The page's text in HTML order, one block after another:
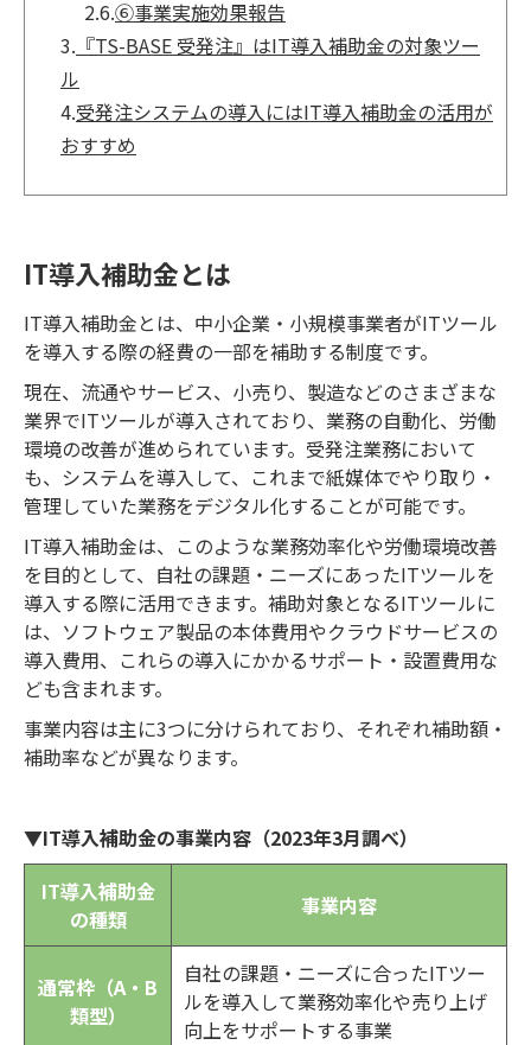
2.6.⑥事業実施効果報告
3. 『TS-BASE 受発注』はIT導入補助金の対象ツー
ル
4.受発注システムの導入にはIT導入補助金の活用が
おすすめ
IT導入補助金とは
IT導入補助金とは、中小企業・小規模事業者がITツール
を導入する際の経費の一部を補助する制度です。
現在、流通やサービス、小売り、製造などのさまざまな
業界でITツールが導入されており、業務の自動化、労働
環境の改善が進められています。受発注業務において
も、システムを導入して、これまで紙媒体でやり取り・
管理していた業務をデジタル化することが可能です。
IT導入補助金は、このような業務効率化や労働環境改善
を目的として、自社の課題・ニーズにあったITツールを
導入する際に活用できます。補助対象となるITツールに
は、ソフトウェア製品の本体費用やクラウドサービスの
導入費用、これらの導入にかかるサポート・設置費用な
ども含まれます。
事業内容は主に3つに分けられており、それぞれ補助額・
補助率などが異なります。
▼IT導入補助金の事業内容（2023年3月調べ）
IT導入補助金
の種類
事業内容
通常枠（A・B
類型）
自社の課題・ニーズに合ったITツー
ルを導入して業務効率化や売り上げ
向上をサポートする事業